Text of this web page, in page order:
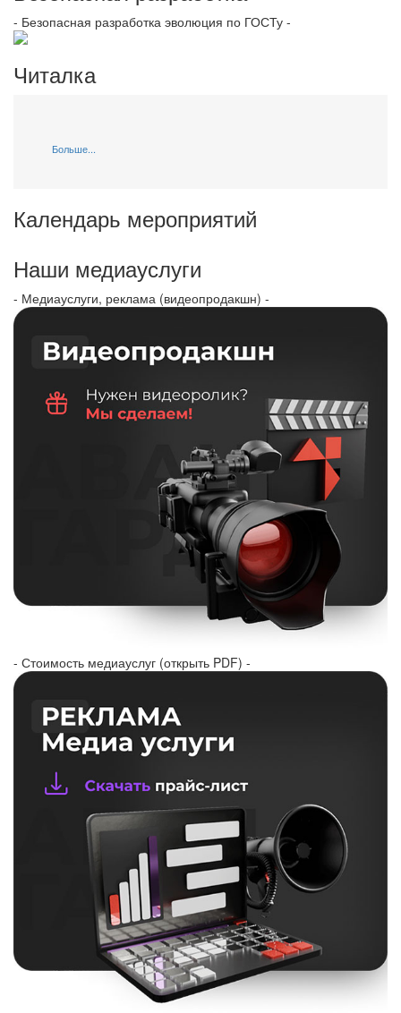
- Безопасная разработка эволюция по ГОСТу -
Читалка
Больше...
Календарь мероприятий
Наши медиауслуги
- Медиауслуги, реклама (видеопродакшн) -
- Стоимость медиауслуг (открыть PDF) -